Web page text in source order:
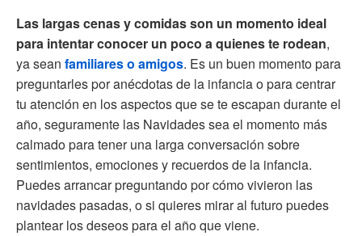
Las largas cenas y comidas son un momento ideal
para intentar conocer un poco a quienes te rodean,
ya sean familiares o amigos. Es un buen momento para
preguntarles por anécdotas de la infancia o para centrar
tu atención en los aspectos que se te escapan durante el
año, seguramente las Navidades sea el momento más
calmado para tener una larga conversación sobre
sentimientos, emociones y recuerdos de la infancia.
Puedes arrancar preguntando por cómo vivieron las
navidades pasadas, o si quieres mirar al futuro puedes
plantear los deseos para el año que viene.